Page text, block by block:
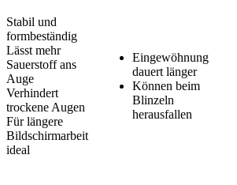
Stabil und
formbeständig
Lässt mehr
Sauerstoff ans
Auge
Verhindert
trockene Augen
Für längere
Bildschirmarbeit
ideal
Eingewöhnung
dauert länger
Können beim
Blinzeln
herausfallen